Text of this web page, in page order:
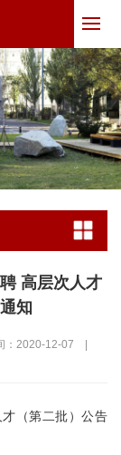
高层次人才
知
：2020-12-07
|
（第二批）公告